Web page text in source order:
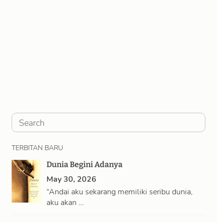
S
a
r
c
h
TERBITAN BARU
Dunia Begini Adanya
May 30, 2026
“Andai aku sekarang memiliki seribu dunia,
aku akan …